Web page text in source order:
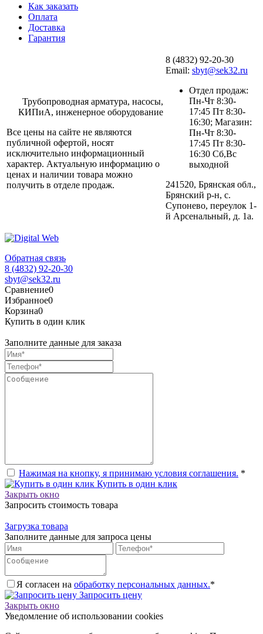
Как заказать
Оплата
Доставка
Гарантия
Трубопроводная арматура, насосы,
КИПиА, инженерное оборудование
Все цены на сайте не являются
публичной офертой, носят
исключительно информационный
характер. Актуальную информацию о
ценах и наличии товара можно
получить в отделе продаж.
8 (4832) 92-20-30
Email: sbyt@sek32.ru
Отдел продаж:
Пн-Чт 8:30-
17:45 Пт 8:30-
16:30; Магазин:
Пн-Чт 8:30-
17:45 Пт 8:30-
16:30 Сб,Вс
выходной
241520, Брянская обл.,
Брянский р-н, с.
Супонево, переулок 1-
й Арсенальный, д. 1а.
Обратная связь
8 (4832) 92-20-30
sbyt@sek32.ru
Сравнение0
Избранное0
Корзина0
Купить в один клик
Заполните данные для заказа
Нажимая на кнопку, я принимаю условия соглашения. *
Купить в один клик
Закрыть окно
Запросить стоимость товара
Загрузка товара
Заполните данные для запроса цены
Я согласен на обработку персональных данных.*
Запросить цену
Закрыть окно
Уведомление об использовании cookies